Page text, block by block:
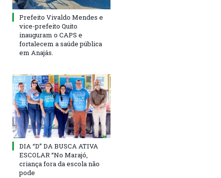
Prefeito Vivaldo Mendes e
vice-prefeito Quito
inauguram o CAPS e
fortalecem a saúde pública
em Anajás.
DIA “D” DA BUSCA ATIVA
ESCOLAR “No Marajó,
criança fora da escola não
pode